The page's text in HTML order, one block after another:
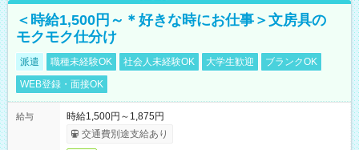
＜時給1,500円～＊好きな時にお仕事＞文房具の
モクモク仕分け
派遣 職種未経験OK 社会人未経験OK 大学生歓迎
ブランクOK
WEB登録・面接OK
給与
時給1,500円～1,875円
交通費別途支給あり